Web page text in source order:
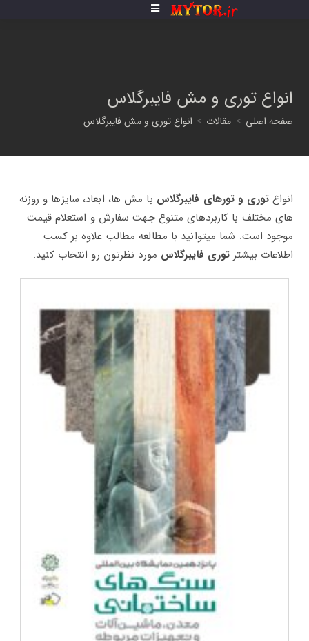
انواع توری و مش فایبرگلاس
صفحه اصلی > مقالات > انواع توری و مش فایبرگلاس
انواعتوری و تورهای فایبرگلاس با مش ها، ابعاد، سایزها و روزنه
های مختلف با کاربردهای متنوع جهت سفارش و استعلام قیمت
موجود است. شما میتوانید با مطالعه مطالب علاوه بر کسب
اطلاعات بیشتر توری فایبرگلاس مورد نظرتون رو انتخاب کنید.